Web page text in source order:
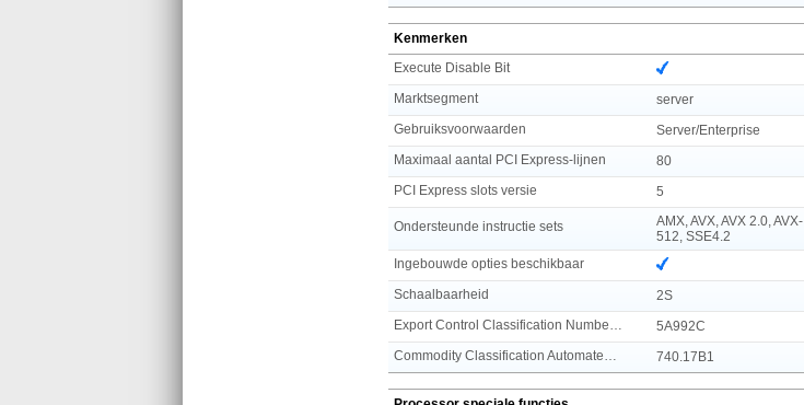
Kenmerken
Execute Disable Bit
Marktsegment
server
Gebruiksvoorwaarden
Server/Enterprise
Maximaal aantal PCI Express-lijnen
80
PCI Express slots versie
5
Ondersteunde instructie sets
AMX, AVX, AVX 2.0, AVX-
512, SSE4.2
Ingebouwde opties beschikbaar
Schaalbaarheid
2S
5A992C
740.17B1